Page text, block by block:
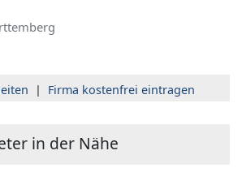
| Firma kostenfrei eintragen
in der Nähe